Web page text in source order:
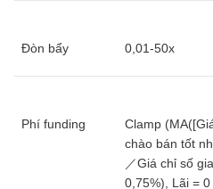
Đòn bẩy 0,01-50x
Phí funding
Clamp
chào bán tốt
／Giá chỉ số
0,75%), Lãi = 0